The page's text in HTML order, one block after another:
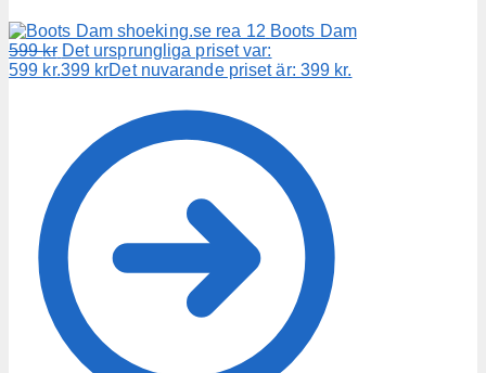
Boots Dam
599kr Det ursprungliga priset var:
599 kr.399 krDet nuvarande priset är: 399 kr.